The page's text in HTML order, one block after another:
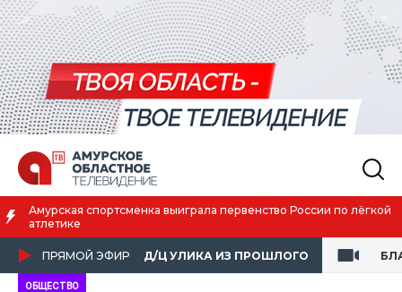
по лёгкой
Благовещенск вошёл в число городов с
ПРЯМОЙ ЭФИР Д/Ц УЛИКА ИЗ ПРОШЛОГО
ОБЩЕСТВО